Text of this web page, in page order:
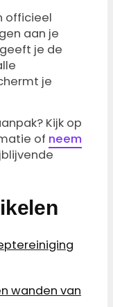
officieel
aan je
je de
je
Kijk op
of neem
wanden van